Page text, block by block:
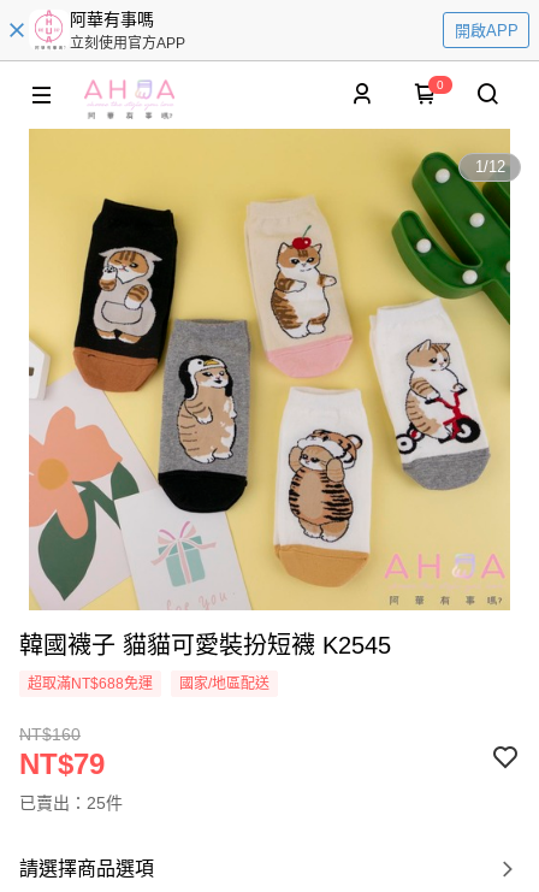
阿華有事嗎
立刻使用官方APP
開啟APP
0
1/12
韓國襪子 貓貓可愛裝扮短襪 K2545
超取滿NT$688免運 國家/地區配送
NT$160
NT$79
已賣出：25件
請選擇商品選項